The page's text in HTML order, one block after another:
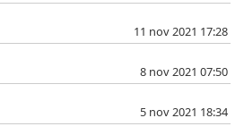
11 nov 2021 17:28
8 nov 2021 07:50
5 nov 2021 18:34